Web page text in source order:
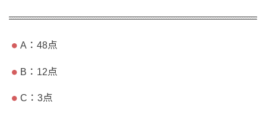
A：48点
B：12点
C：3点